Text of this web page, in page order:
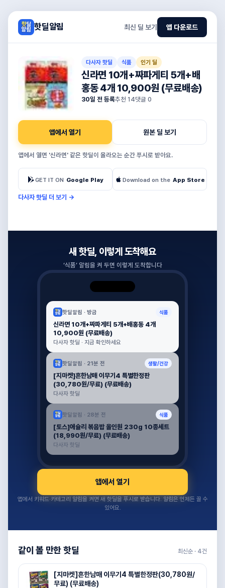
핫딜알림 최신 딜 보기 앱 다운로드
다사자 핫딜 식품 인기 딜
신라면 10개+짜파게티 5개+배
홍동 4개 10,900원 (무료배송)
30일 전 등록추천 14댓글 0
앱에서 열기 원본 딜 보기
앱에서 열면 '신라면' 같은 핫딜이 올라오는 순간 푸시로 받아요.
GET IT ON Google Play Download on the App Store
다사자 핫딜 더 보기 →
새 핫딜, 이렇게 도착해요
‘식품’ 알림을 켜 두면 이렇게 도착합니다
핫딜알림 · 방금 식품
신라면 10개+짜파게티 5개+배홍동 4개
10,900원 (무료배송)
다사자 핫딜 · 지금 확인하세요
핫딜알림 · 21분 전 생활/건강
[지마켓]흔한남매 이무기4 특별한정판
(30,780원/무료) (무료배송)
다사자 핫딜
핫딜알림 · 28분 전 식품
[토스]애슐리 볶음밥 올인원 230g 10종세트
(18,990원/무료) (무료배송)
다사자 핫딜
앱에서 열기
앱에서 키워드·카테고리 알림을 켜면 새 핫딜을 푸시로 받습니다. 알림은 언제든 끌 수
있어요.
같이 볼 만한 핫딜 최신순 · 4건
[지마켓]흔한남매 이무기4 특별한정판(30,780원/
무료) (무료배송)